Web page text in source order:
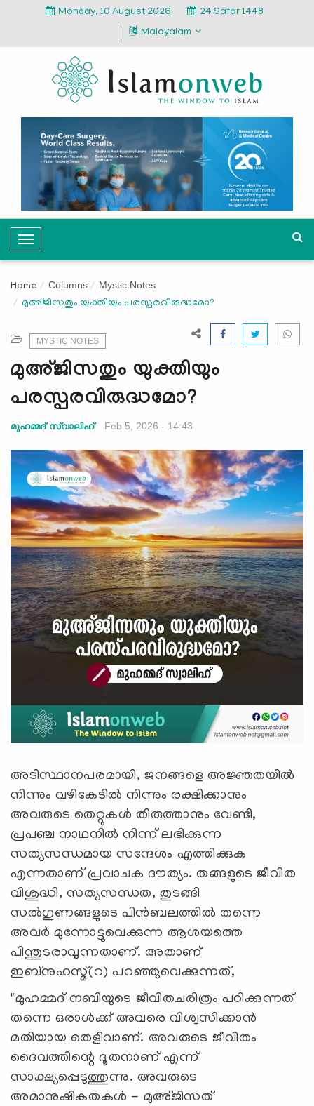
Monday, 10 August 2026
24 Safar 1448
Malayalam
T
o
g
l
a
v
i
a
o
n
Home Columns Mystic Notes
മുഅ്ജിസതും യുക്തിയും പരസ്പരവിരുദ്ധമോ?
MYSTIC NOTES
മുഅ്ജിസതും യുക്തിയും
പരസ്പരവിരുദ്ധമോ?
മുഹമ്മദ് സ്വാലിഹ് Feb 5, 2026 - 14:43
അടിസ്ഥാനപരമായി, ജനങ്ങളെ അജ്ഞതയിൽ
നിന്നും വഴികേടിൽ നിന്നും രക്ഷിക്കാനും
അവരുടെ തെറ്റുകൾ തിരുത്താനും വേണ്ടി,
പ്രപഞ്ച നാഥനിൽ നിന്ന് ലഭിക്കുന്ന
സത്യസന്ധമായ സന്ദേശം എത്തിക്കുക
എന്നതാണ് പ്രവാചക ദൗത്യം. തങ്ങളുടെ ജീവിത
വിശുദ്ധി, സത്യസന്ധത, തുടങ്ങി
സൽഗുണങ്ങളുടെ പിൻബലത്തിൽ തന്നെ
അവർ മുന്നോട്ടുവെക്കുന്ന ആശയത്തെ
പിന്തുടരാവുന്നതാണ്. അതാണ്
ഇബ്നുഹസ്മ്(റ) പറഞ്ഞുവെക്കുന്നത്,
"മുഹമ്മദ് നബിയുടെ ജീവിതചരിത്രം പഠിക്കുന്നത്
തന്നെ ഒരാൾക്ക് അവരെ വിശ്വസിക്കാൻ
മതിയായ തെളിവാണ്. അവരുടെ ജീവിതം
ദൈവത്തിന്റെ ദൂതനാണ് എന്ന്
സാക്ഷ്യപ്പെടുത്തുന്നു. അവരുടെ
അമാനുഷികതകൾ - മുഅ്ജിസത്